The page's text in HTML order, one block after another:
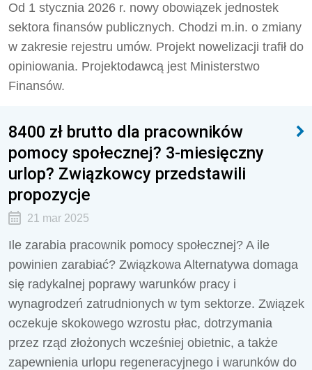
Od 1 stycznia 2026 r. nowy obowiązek jednostek
sektora finansów publicznych. Chodzi m.in. o zmiany
w zakresie rejestru umów. Projekt nowelizacji trafił do
opiniowania. Projektodawcą jest Ministerstwo
Finansów.
8400 zł brutto dla pracowników
pomocy społecznej? 3-miesięczny
urlop? Związkowcy przedstawili
propozycje
21 mar 2025
Ile zarabia pracownik pomocy społecznej? A ile
powinien zarabiać? Związkowa Alternatywa domaga
się radykalnej poprawy warunków pracy i
wynagrodzeń zatrudnionych w tym sektorze. Związek
oczekuje skokowego wzrostu płac, dotrzymania
przez rząd złożonych wcześniej obietnic, a także
zapewnienia urlopu regeneracyjnego i warunków do